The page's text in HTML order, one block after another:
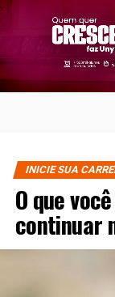
INICIE SUA
O que
continuar